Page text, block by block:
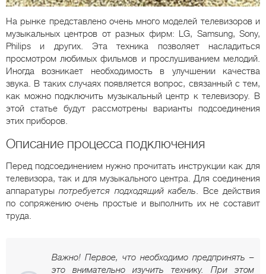
На рынке представлено очень много моделей телевизоров и
музыкальных центров от разных фирм: LG, Samsung, Sony,
Philips и других. Эта техника позволяет насладиться
просмотром любимых фильмов и прослушиванием мелодий.
Иногда возникает необходимость в улучшении качества
звука. В таких случаях появляется вопрос, связанный с тем,
как можно подключить музыкальный центр к телевизору. В
этой статье будут рассмотрены варианты подсоединения
этих приборов.
Описание процесса подключения
Перед подсоединением нужно прочитать инструкции как для
телевизора, так и для музыкального центра. Для соединения
аппаратурыпотребуется подходящий кабель. Все действия
по сопряжению очень простые и выполнить их не составит
труда.
Важно! Первое, что необходимо предпринять –
это внимательно изучить технику. При этом